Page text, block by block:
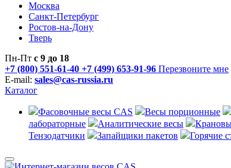
Москва
Санкт-Петербург
Ростов-на-Дону
Тверь
Пн-Пт с 9 до 18
+7 (800) 551-61-40 +7 (499) 653-91-96 Перезвоните мне
E-mail: sales@cas-russia.ru
Каталог
Фасовочные весы CAS Весы порционные
лабораторные
Аналитические весы
Тензодатчики
Запайщики пакетов Горячие